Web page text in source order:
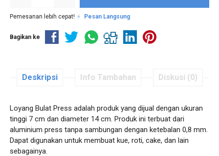
Pemesanan lebih cepat! Pesan Langsung
Bagikan ke
Deskripsi Info Tambahan Diskusi (0)
Loyang Bulat Press adalah produk yang dijual dengan ukuran
tinggi 7 cm dan diameter 14 cm. Produk ini terbuat dari
aluminium press tanpa sambungan dengan ketebalan 0,8 mm.
Dapat digunakan untuk membuat kue, roti, cake, dan lain
sebagainya.